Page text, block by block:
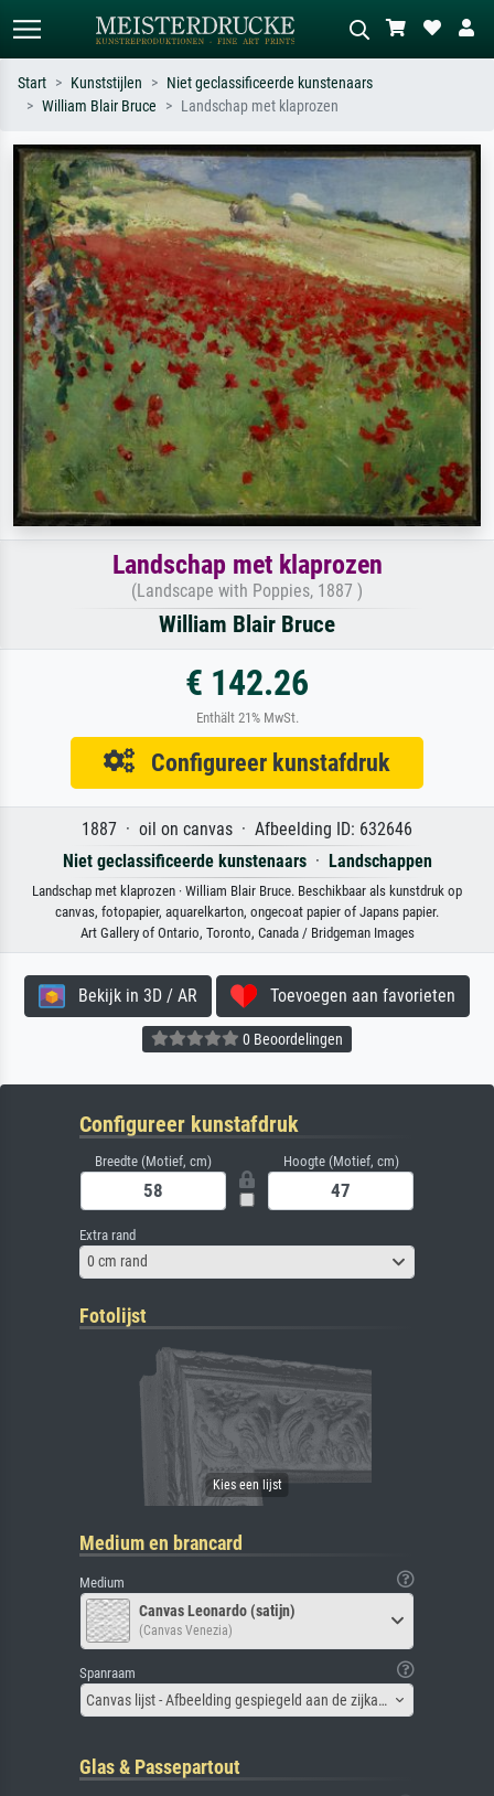
Zoek op kunstenaar, titel of stijl – bijv.
Monet, Sterrennacht, impressionisme,
Hokusai-golf, naakt.
Beschrijf de scène – bijv. groene
olieverfschilderij, staand naakt naast
een boom.
Start Kunststijlen
Niet geclassificeerde kunstenaars
William Blair Bruce
Landschap met klaprozen
Landschap met klaprozen
(Landscape with Poppies, 1887 )
William Blair Bruce
€ 142.26
Enthält 21% MwSt.
Configureer kunstafdruk
1887 · oil on canvas · Afbeelding ID: 632646
Niet geclassificeerde kunstenaars· Landschappen
Landschap met klaprozen · William Blair Bruce. Beschikbaar als kunstdruk op
canvas, fotopapier, aquarelkarton, ongecoat papier of Japans papier.
Art Gallery of Ontario, Toronto, Canada / Bridgeman Images
Bekijk in 3D / AR Toevoegen aan favorieten
0 Beoordelingen
Configureer kunstafdruk
Breedte (Motief, cm) Hoogte (Motief, cm)
Extra rand
0 cm rand
Fotolijst
Medium en brancard
Medium
Canvas Leonardo (satijn)
(Canvas Venezia)
Spanraam
Canvas lijst - Afbeelding gespiegeld aan de zijkant
Glas & Passepartout